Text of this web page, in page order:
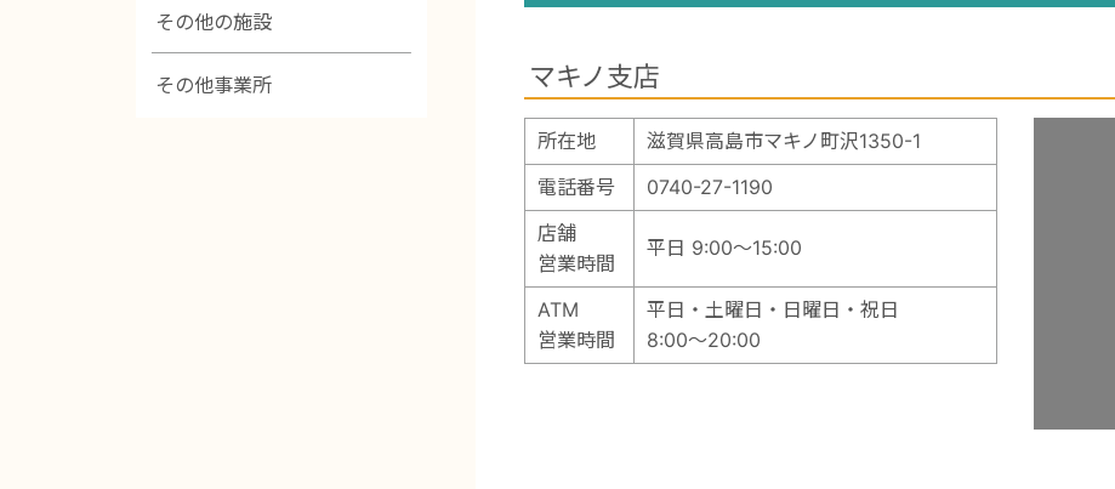
マキノ支店
所在地
滋賀県高島市マキノ町沢1350-1
電話番号
0740-27-1190
店舗
営業時間
平日 9:00～15:00
ATM
営業時間
平日・土曜日・日曜日・祝日
8:00～20:00
その他の施設
その他事業所